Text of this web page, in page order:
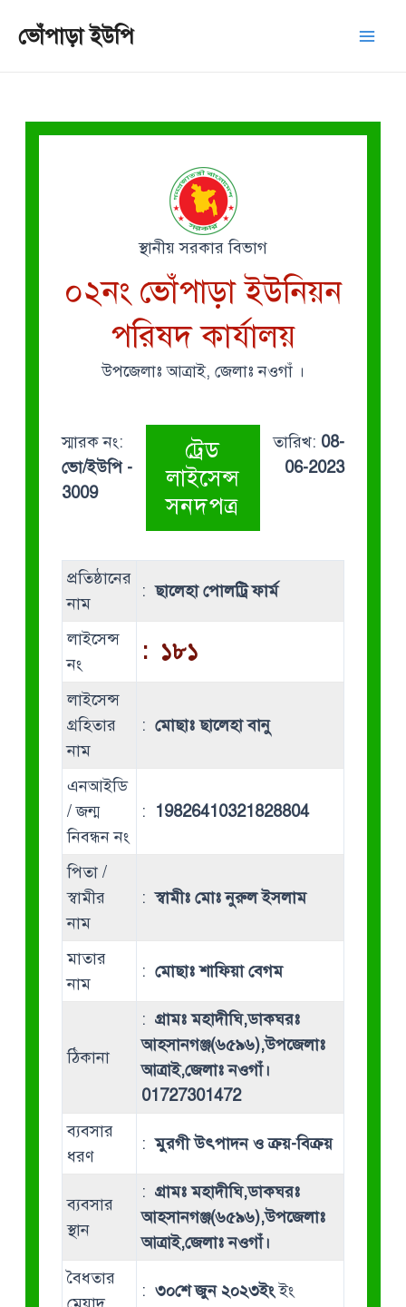
ভোঁপাড়া ইউপি
স্থানীয় সরকার বিভাগ
০২নং ভোঁপাড়া ইউনিয়ন
পরিষদ কার্যালয়
উপজেলাঃ আত্রাই, জেলাঃ নওগাঁ ।
স্মারক নং:
ভো/ইউপি -
3009
ট্রেড
লাইসেন্স
সনদপত্র
তারিখ: 08-
06-2023
প্রতিষ্ঠানের
নাম
:ছালেহা পোলট্রি ফার্ম
লাইসেন্স
নং
: ১৮১
লাইসেন্স
গ্রহিতার
নাম
: মোছাঃ ছালেহা বানু
এনআইডি
/ জন্ম
নিবন্ধন নং
: 19826410321828804
পিতা /
স্বামীর
নাম
:স্বামীঃ মোঃ নুরুল ইসলাম
মাতার
নাম
: মোছাঃ শাফিয়া বেগম
ঠিকানা
: গ্রামঃ মহাদীঘি,ডাকঘরঃ
আহসানগঞ্জ(৬৫৯৬),উপজেলাঃ
আত্রাই,জেলাঃ নওগাঁ।
01727301472
ব্যবসার
ধরণ
:মুরগী উৎপাদন ও ক্রয়-বিক্রয়
ব্যবসার
স্থান
: গ্রামঃ মহাদীঘি,ডাকঘরঃ
আহসানগঞ্জ(৬৫৯৬),উপজেলাঃ
আত্রাই,জেলাঃ নওগাঁ।
বৈধতার
: ৩০শে জুন ২০২৩ইংইং